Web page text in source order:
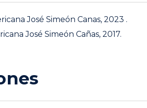
José Simeón Canas, 2023 .
José Simeón Cañas, 2017.